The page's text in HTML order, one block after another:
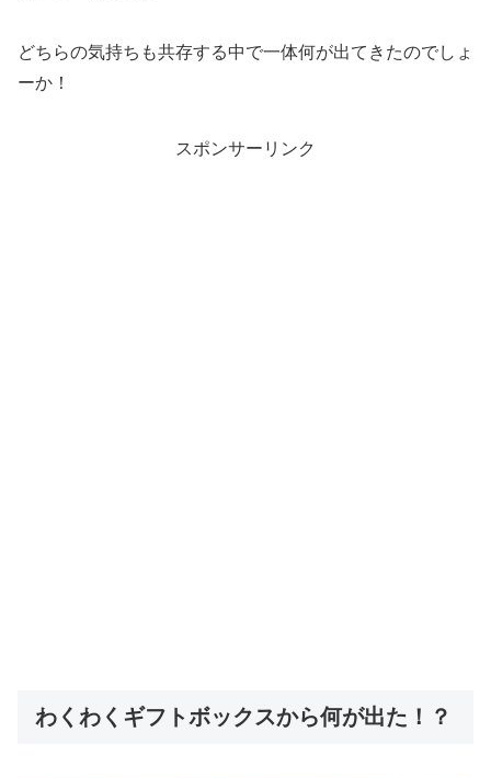
どちらの気持ちも共存する中で一体何が出てきたのでしょ
ーか！
スポンサーリンク
わくわくギフトボックスから何が出た！？